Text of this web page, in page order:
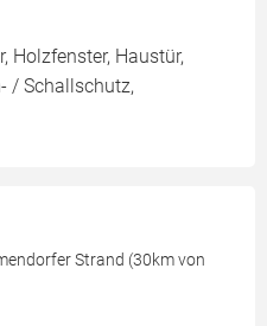
Holzfenster, Haustür,
/ Schallschutz,
Strand (30km von